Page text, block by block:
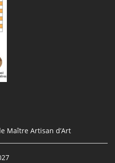
Maître Artisan d’Art